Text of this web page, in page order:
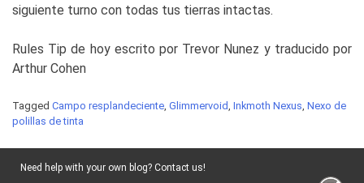
siguiente turno con todas tus tierras intactas.
Rules Tip de hoy escrito por Trevor Nunez y traducido por
Arthur Cohen
Tagged Campo resplandeciente, Glimmervoid, Inkmoth Nexus, Nexo de
polillas de tinta
Need help with your own blog? Contact us!